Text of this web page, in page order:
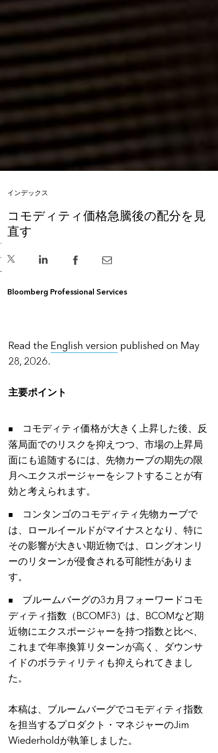
インデックス
コモディティ価格急騰後の配分を見
直す
Bloomberg Professional Services
Read the English version published on May
28, 2026.
主要ポイント
コモディティ価格が大きく上昇した後、反
落局面でのリスクを抑えつつ、市場の上昇局
面にも追随するには、先物カーブの期先の限
月へエクスポージャーをシフトすることが有
効と考えられます。
コンタンゴのコモディティ先物カーブで
は、ロールイールドがマイナスとなり、特に
その影響が大きい期近物では、ロングオンリ
ーのリターンが侵食される可能性がありま
す。
ブルームバーグの3カ月フォーワードコモ
ディティ指数（BCOMF3）は、BCOMなど期
近物にエクスポージャーを持つ指数と比べ、
これまで年率換算リターンが高く、ダウンサ
イドのボラティリティも抑えられてきまし
た。
本稿は、ブルームバーグでコモディティ指数
を担当するプロダクト・マネジャーのJim
Wiederholdが執筆しました。